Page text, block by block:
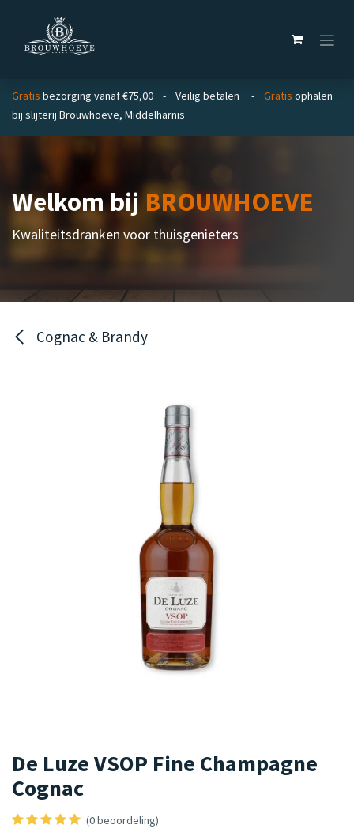
Gratis bezorging vanaf €75,00 - Veilig betalen - Gratis ophalen
bij slijterij Brouwhoeve, Middelharnis
Welkom bijBROUWHOEVE
Kwaliteitsdranken voor thuisgenieters
Cognac & Brandy
De Luze VSOP Fine Champagne
Cognac
(0 beoordeling)